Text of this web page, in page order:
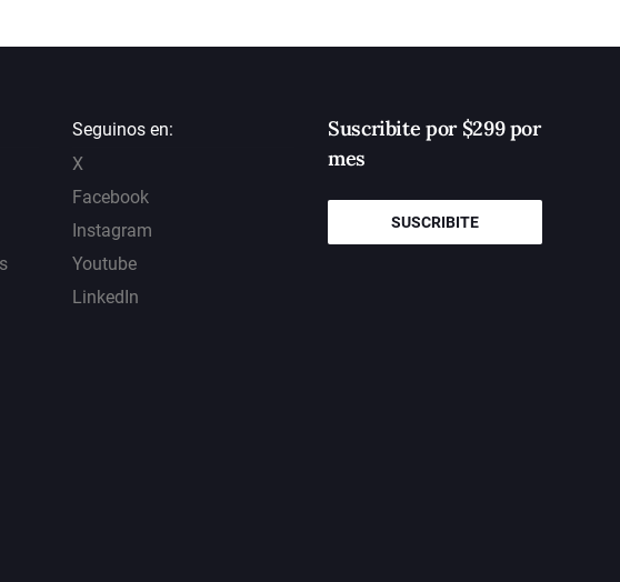
Seguinos en:
X
Facebook
Instagram
Youtube
LinkedIn
Suscribite por $299 por
mes
SUSCRIBITE